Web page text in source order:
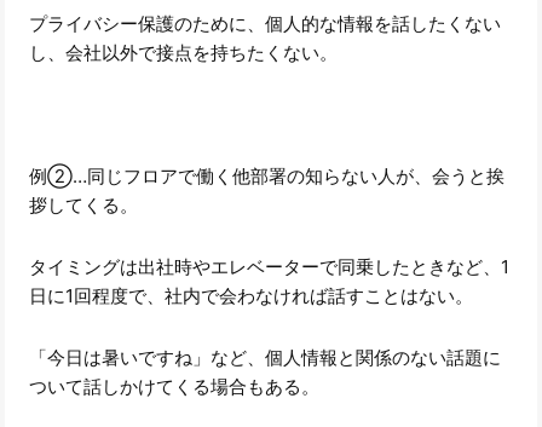
プライバシー保護のために、個人的な情報を話したくない
し、会社以外で接点を持ちたくない。
例②…同じフロアで働く他部署の知らない人が、会うと挨
拶してくる。
タイミングは出社時やエレベーターで同乗したときなど、1
日に1回程度で、社内で会わなければ話すことはない。
「今日は暑いですね」など、個人情報と関係のない話題に
ついて話しかけてくる場合もある。